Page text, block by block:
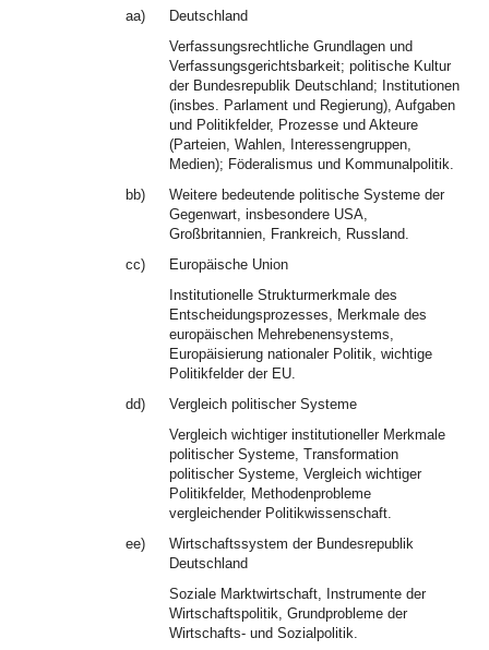
aa)
Deutschland
Verfassungsrechtliche Grundlagen und
Verfassungsgerichtsbarkeit; politische Kultur
der Bundesrepublik Deutschland; Institutionen
(insbes. Parlament und Regierung), Aufgaben
und Politikfelder, Prozesse und Akteure
(Parteien, Wahlen, Interessengruppen,
Medien); Föderalismus und Kommunalpolitik.
bb)
Weitere bedeutende politische Systeme der
Gegenwart, insbesondere USA,
Großbritannien, Frankreich, Russland.
cc)
Europäische Union
Institutionelle Strukturmerkmale des
Entscheidungsprozesses, Merkmale des
europäischen Mehrebenensystems,
Europäisierung nationaler Politik, wichtige
Politikfelder der EU.
dd)
Vergleich politischer Systeme
Vergleich wichtiger institutioneller Merkmale
politischer Systeme, Transformation
politischer Systeme, Vergleich wichtiger
Politikfelder, Methodenprobleme
vergleichender Politikwissenschaft.
ee)
Wirtschaftssystem der Bundesrepublik
Deutschland
Soziale Marktwirtschaft, Instrumente der
Wirtschaftspolitik, Grundprobleme der
Wirtschafts- und Sozialpolitik.